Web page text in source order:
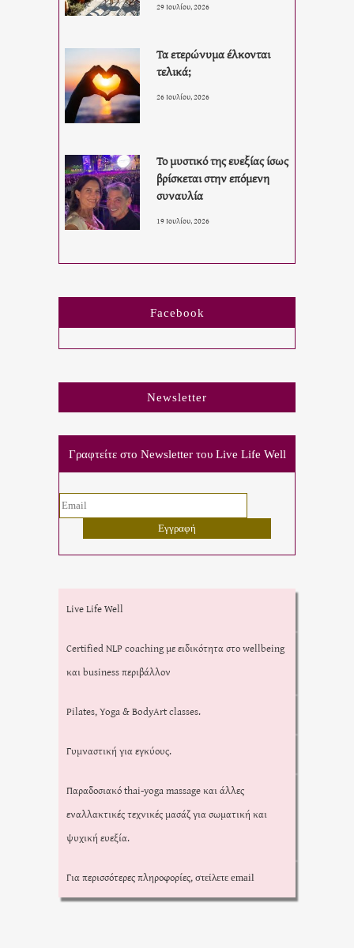
29 Ιουλίου, 2026
Τα ετερώνυμα έλκονται
τελικά;
26 Ιουλίου, 2026
Το μυστικό της ευεξίας ίσως
βρίσκεται στην επόμενη
συναυλία
19 Ιουλίου, 2026
Facebook
Newsletter
Γραφτείτε στο Newsletter του Live Life Well
Live Life Well
Certified NLP coaching με ειδικότητα στο wellbeing
και business περιβάλλον
Pilates, Yoga & BodyArt classes.
Γυμναστική για εγκύους.
Παραδοσιακό thai-yoga massage και άλλες
εναλλακτικές τεχνικές μασάζ για σωματική και
ψυχική ευεξία.
Για περισσότερες πληροφορίες, στείλετε email